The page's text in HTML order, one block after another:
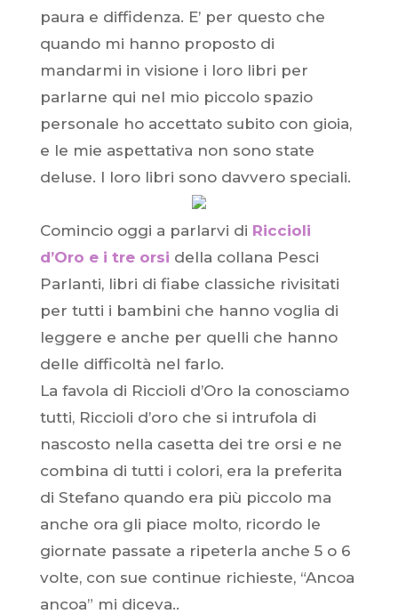
paura e diffidenza. E’ per questo che
quando mi hanno proposto di
mandarmi in visione i loro libri per
parlarne qui nel mio piccolo spazio
personale ho accettato subito con gioia,
e le mie aspettativa non sono state
deluse. I loro libri sono davvero speciali.
Comincio oggi a parlarvi di Riccioli
d’Oro e i tre orsi della collana Pesci
Parlanti, libri di fiabe classiche rivisitati
per tutti i bambini che hanno voglia di
leggere e anche per quelli che hanno
delle difficoltà nel farlo.
La favola di Riccioli d’Oro la conosciamo
tutti, Riccioli d’oro che si intrufola di
nascosto nella casetta dei tre orsi e ne
combina di tutti i colori, era la preferita
di Stefano quando era più piccolo ma
anche ora gli piace molto, ricordo le
giornate passate a ripeterla anche 5 o 6
volte, con sue continue richieste, “Ancoa
ancoa” mi diceva..